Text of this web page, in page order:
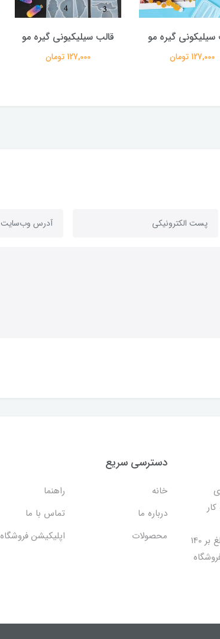
سیلیکونی گیره مو
127,000 تومان
قالب سیلیکیونی گیره مو
127,000 تومان
در سال 1401 با افتتاح شعبه مرکزی در فضایی بالغ بر 140
دسترسی سریع
خانه
راهنما
درباره ما
تماس با ما
محصولات
اپلیکیشن فروشگاه